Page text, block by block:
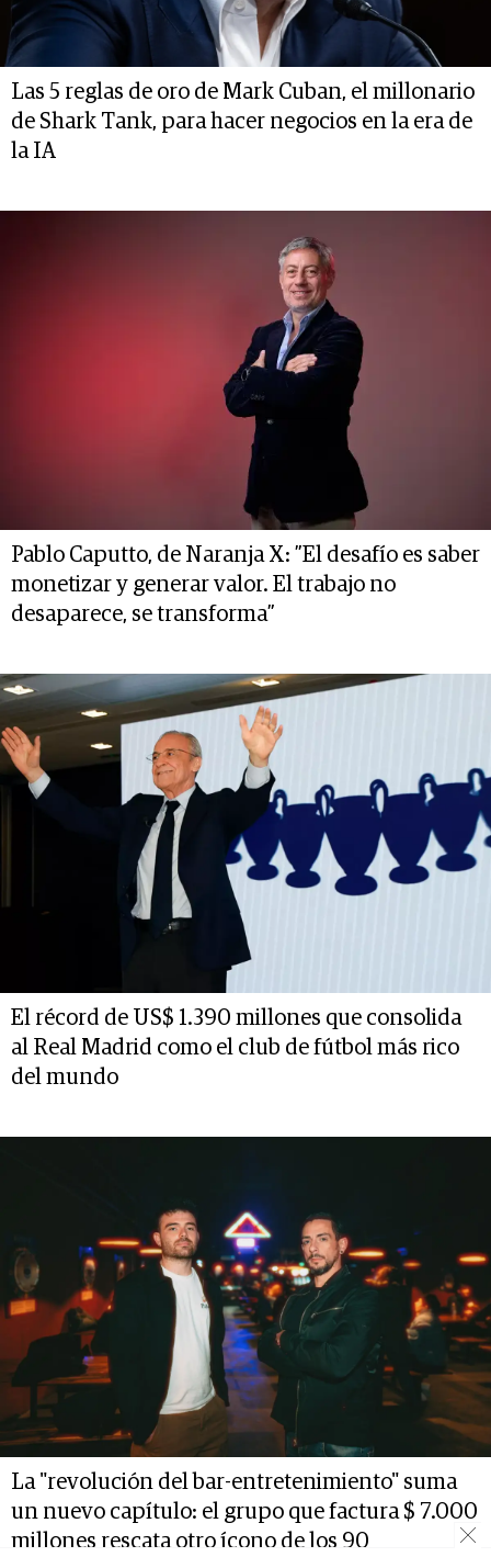
Las 5 reglas de oro de Mark Cuban, el millonario
de Shark Tank, para hacer negocios en la era de
la IA
Pablo Caputto, de Naranja X: ”El desafío es saber
monetizar y generar valor. El trabajo no
desaparece, se transforma”
El récord de US$ 1.390 millones que consolida
al Real Madrid como el club de fútbol más rico
del mundo
La "revolución del bar-entretenimiento" suma
un nuevo capítulo: el grupo que factura $ 7.000
millones rescata otro ícono de los 90